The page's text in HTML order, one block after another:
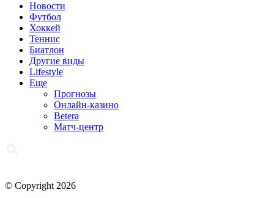
Новости
Футбол
Хоккей
Теннис
Биатлон
Другие виды
Lifestyle
Еще
Прогнозы
Онлайн-казино
Betera
Матч-центр
© Copyright 2026